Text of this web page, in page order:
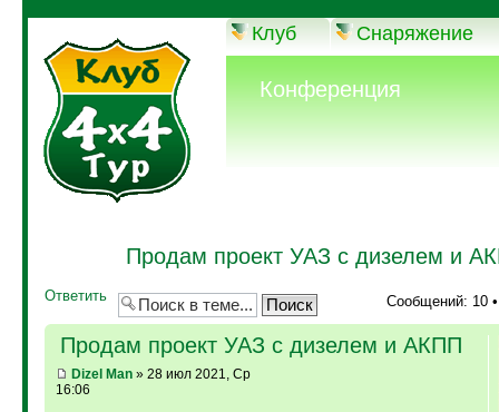
Клуб Снаряжение
Конференция
Продам проект УАЗ с дизелем и
Ответить Сообщений: 10
Продам проект УАЗ с дизелем и АКПП
Dizel Man» 28 июл 2021, Ср
16:06